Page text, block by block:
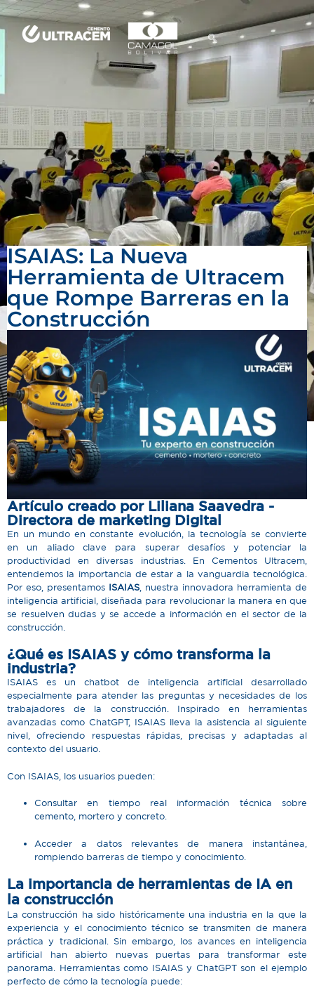
ISAIAS: La Nueva
Herramienta de Ultracem
que Rompe Barreras en la
Construcción
Artículo creado por Liliana Saavedra -
Directora de marketing Digital
En un mundo en constante evolución, la tecnología se convierte
en un aliado clave para superar desafíos y potenciar la
productividad en diversas industrias. En Cementos Ultracem,
entendemos la importancia de estar a la vanguardia tecnológica.
Por eso, presentamos ISAIAS , nuestra innovadora herramienta de
inteligencia artificial, diseñada para revolucionar la manera en que
se resuelven dudas y se accede a información en el sector de la
construcción.
¿Qué es ISAIAS y cómo transforma la
industria?
ISAIAS es un chatbot de inteligencia artificial desarrollado
especialmente para atender las preguntas y necesidades de los
trabajadores de la construcción. Inspirado en herramientas
avanzadas como ChatGPT, ISAIAS lleva la asistencia al siguiente
nivel, ofreciendo respuestas rápidas, precisas y adaptadas al
contexto del usuario.
Con ISAIAS, los usuarios pueden:
Consultar en tiempo real información técnica sobre
cemento, mortero y concreto.
Acceder a datos relevantes de manera instantánea,
rompiendo barreras de tiempo y conocimiento.
La importancia de herramientas de IA en
la construcción
La construcción ha sido históricamente una industria en la que la
experiencia y el conocimiento técnico se transmiten de manera
práctica y tradicional. Sin embargo, los avances en inteligencia
artificial han abierto nuevas puertas para transformar este
panorama. Herramientas como ISAIAS y ChatGPT son el ejemplo
perfecto de cómo la tecnología puede: